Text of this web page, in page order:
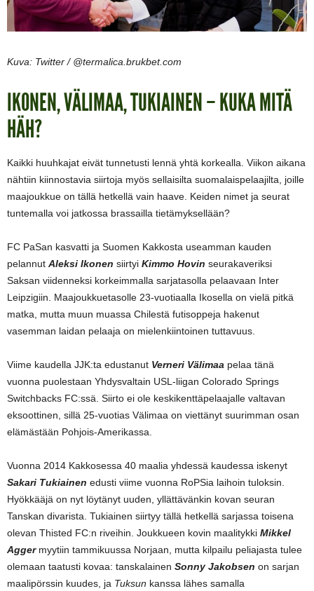
Kuva: Twitter / @termalica.brukbet.com
IKONEN, VÄLIMAA, TUKIAINEN – KUKA MITÄ
HÄH?
Kaikki huuhkajat eivät tunnetusti lennä yhtä korkealla. Viikon aikana
nähtiin kiinnostavia siirtoja myös sellaisilta suomalaispelaajilta, joille
maajoukkue on tällä hetkellä vain haave. Keiden nimet ja seurat
tuntemalla voi jatkossa brassailla tietämyksellään?
FC PaSan kasvatti ja Suomen Kakkosta useamman kauden
pelannut Aleksi Ikonen siirtyi Kimmo Hovin seurakaveriksi
Saksan viidenneksi korkeimmalla sarjatasolla pelaavaan Inter
Leipzigiin. Maajoukkuetasolle 23-vuotiaalla Ikosella on vielä pitkä
matka, mutta muun muassa Chilestä futisoppeja hakenut
vasemman laidan pelaaja on mielenkiintoinen tuttavuus.
Viime kaudella JJK:ta edustanut Verneri Välimaa pelaa tänä
vuonna puolestaan Yhdysvaltain USL-liigan Colorado Springs
Switchbacks FC:ssä. Siirto ei ole keskikenttäpelaajalle valtavan
eksoottinen, sillä 25-vuotias Välimaa on viettänyt suurimman osan
elämästään Pohjois-Amerikassa.
Vuonna 2014 Kakkosessa 40 maalia yhdessä kaudessa iskenyt
Sakari Tukiainen edusti viime vuonna RoPSia laihoin tuloksin.
Hyökkääjä on nyt löytänyt uuden, yllättävänkin kovan seuran
Tanskan divarista. Tukiainen siirtyy tällä hetkellä sarjassa toisena
olevan Thisted FC:n riveihin. Joukkueen kovin maalitykki Mikkel
Agger myytiin tammikuussa Norjaan, mutta kilpailu peliajasta tulee
olemaan taatusti kovaa: tanskalainen Sonny Jakobsen on sarjan
maalipörssin kuudes, ja Tuksun kanssa lähes samalla